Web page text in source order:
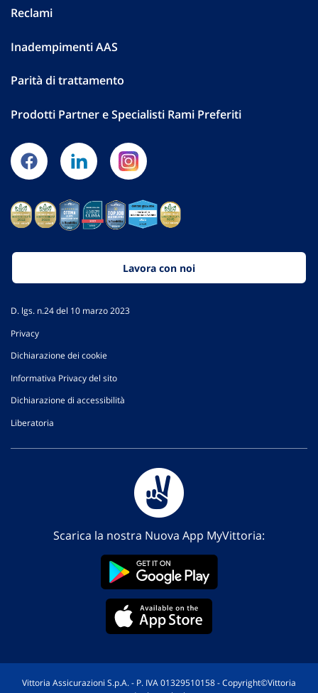
Reclami
Inadempimenti AAS
Parità di trattamento
Prodotti Partner e Specialisti Rami Preferiti
Lavora con noi
D. lgs. n.24 del 10 marzo 2023
Privacy
Dichiarazione dei cookie
Informativa Privacy del sito
Dichiarazione di accessibilità
Liberatoria
Scarica la nostra Nuova App MyVittoria:
Vittoria Assicurazioni S.p.A. - P. IVA 01329510158 - Copyright©Vittoria